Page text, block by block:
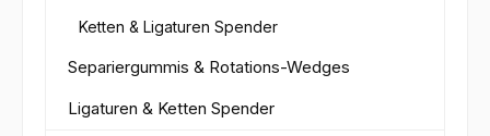
Ketten & Ligaturen Spender
Separiergummis & Rotations-Wedges
Ligaturen & Ketten Spender